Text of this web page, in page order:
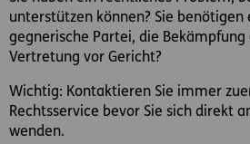
unterstützen können? Sie benötigen
gegnerische Partei, die
Vertretung vor Gericht?
Wichtig: Kontaktieren Sie immer
Rechtsservice bevor Sie sich direkt
wenden.